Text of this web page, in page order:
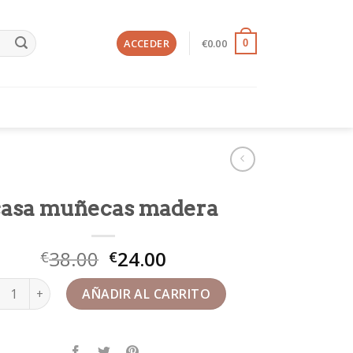
ACCEDER €0.00 0
muñecas madera
€38.00 €24.00
muñecas madera cantidad
AÑADIR AL CARRITO